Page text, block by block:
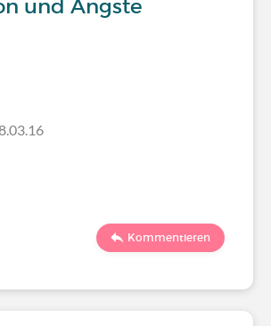
und Ängste
Kommentieren